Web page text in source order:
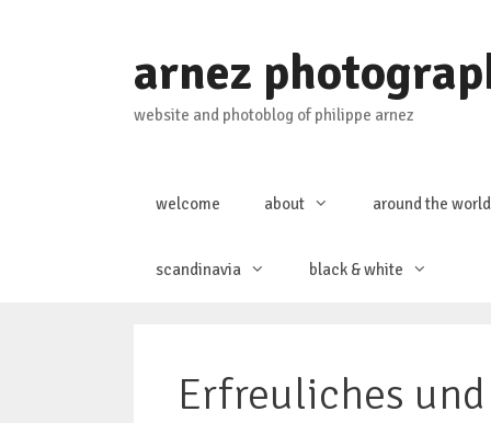
arnez
website and photoblog of philippe arnez
welcome about around the world
scandinavia black & white
Erfreuliches